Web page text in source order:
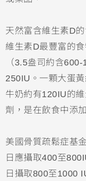
天然富含維生素D
維生素D最豐富的
（3.5盎司約含
250IU。一顆大蛋
牛奶約有120IU的
劑，是在飲食中添
美國骨質疏鬆症基
日應攝取400至
日攝取800至1000